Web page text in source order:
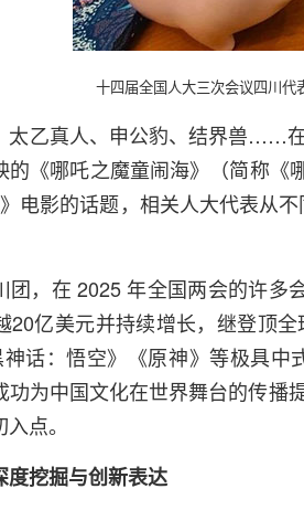
十四届全国人大三次会议四川
太乙真人、申公豹、结界兽……
的《哪吒之魔童闹海》（简称
电影的话题，相关人大代表从
团，在 2025 年全国两会的许多
20亿美元并持续增长，继登顶
话：悟空》《原神》等极具
功为中国文化在世界舞台的传
点。
度挖掘与创新表达